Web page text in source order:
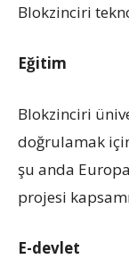
Blokzinciri
Eğitim
Blokzinciri
doğrulamak
şu anda
projesi
E-devlet